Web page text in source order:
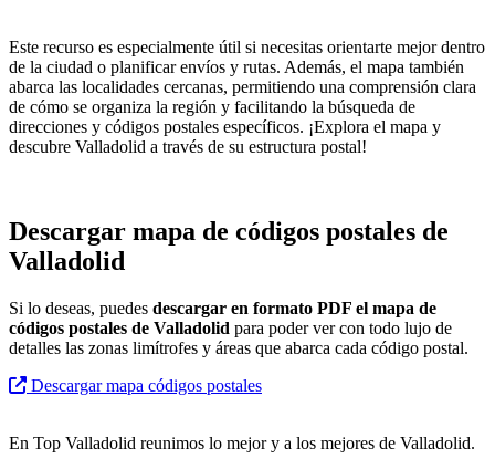
Este recurso es especialmente útil si necesitas orientarte mejor dentro
de la ciudad o planificar envíos y rutas. Además, el mapa también
abarca las localidades cercanas, permitiendo una comprensión clara
de cómo se organiza la región y facilitando la búsqueda de
direcciones y códigos postales específicos. ¡Explora el mapa y
descubre Valladolid a través de su estructura postal!
Descargar mapa de códigos postales de
Valladolid
Si lo deseas, puedes descargar en formato PDF el mapa de
códigos postales de Valladolid para poder ver con todo lujo de
detalles las zonas limítrofes y áreas que abarca cada código postal.
Descargar mapa códigos postales
En Top Valladolid reunimos lo mejor y a los mejores de Valladolid.